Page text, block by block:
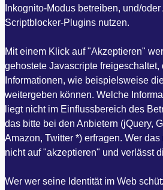
Inkognito-Modus betreiben, und/
Scriptblocker-Plugins nutzen.
Mit einem Klick auf "Akzeptieren"
gehostete Javascripte freigeschaltet,
Informationen, wie beispielsweise
weitergeben können. Welche
liegt nicht im Einflussbereich des
das bitte bei den Anbietern (jQuery,
Amazon, Twitter *) erfragen. Wer
nicht auf "akzeptieren" und verlässt
Wer wer seine Identität im Web